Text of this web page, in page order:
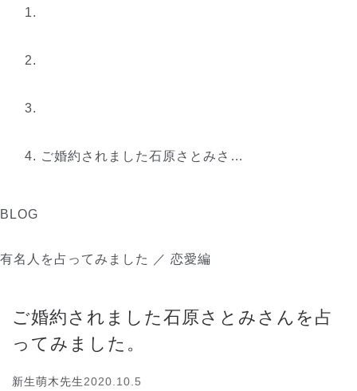
ご婚約されました石原さとみさ…
BLOG
有名人を占ってみました ／ 恋愛編
ご婚約されました石原さとみさんを占
ってみました。
新生萌木先生 2020.10.5